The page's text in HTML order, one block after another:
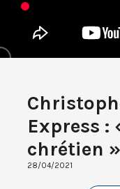
Express :
chrétien »
28/04/2021